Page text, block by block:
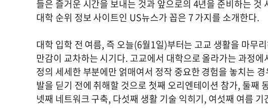
들은 즐거운 시간을 보내는 것과 앞으로의 4년을 준비하는
대학 순위 정보 사이트인 US뉴스가 꼽은 7 가지를 소개한다.
대학 입학 전 여름, 즉 오늘(6월1일)부터는 고교 생활을 마무
만감이 교차하는 시기다. 고교에서 대학으로 올라가는 과정
정의 세세한 부분에만 얽매여서 정작 중요한 경험을 놓치는
발을 딛기 전에 취해할 것으로 첫째 오리엔테이션 참가, 둘째
넷째 네트워크 구축, 다섯째 생활 기술 익히기, 여섯째 여름